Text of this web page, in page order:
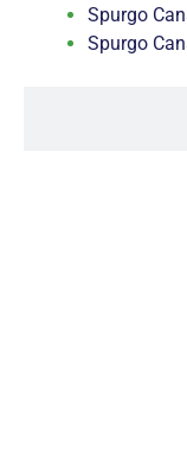
Spurgo
Spurgo